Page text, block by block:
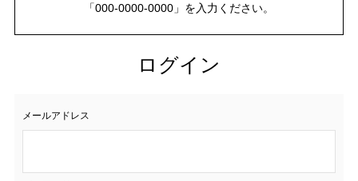
「000-0000-0000」を入力ください。
ログイン
メールアドレス